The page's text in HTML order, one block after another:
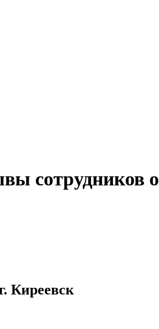
сотрудников о
Киреевск